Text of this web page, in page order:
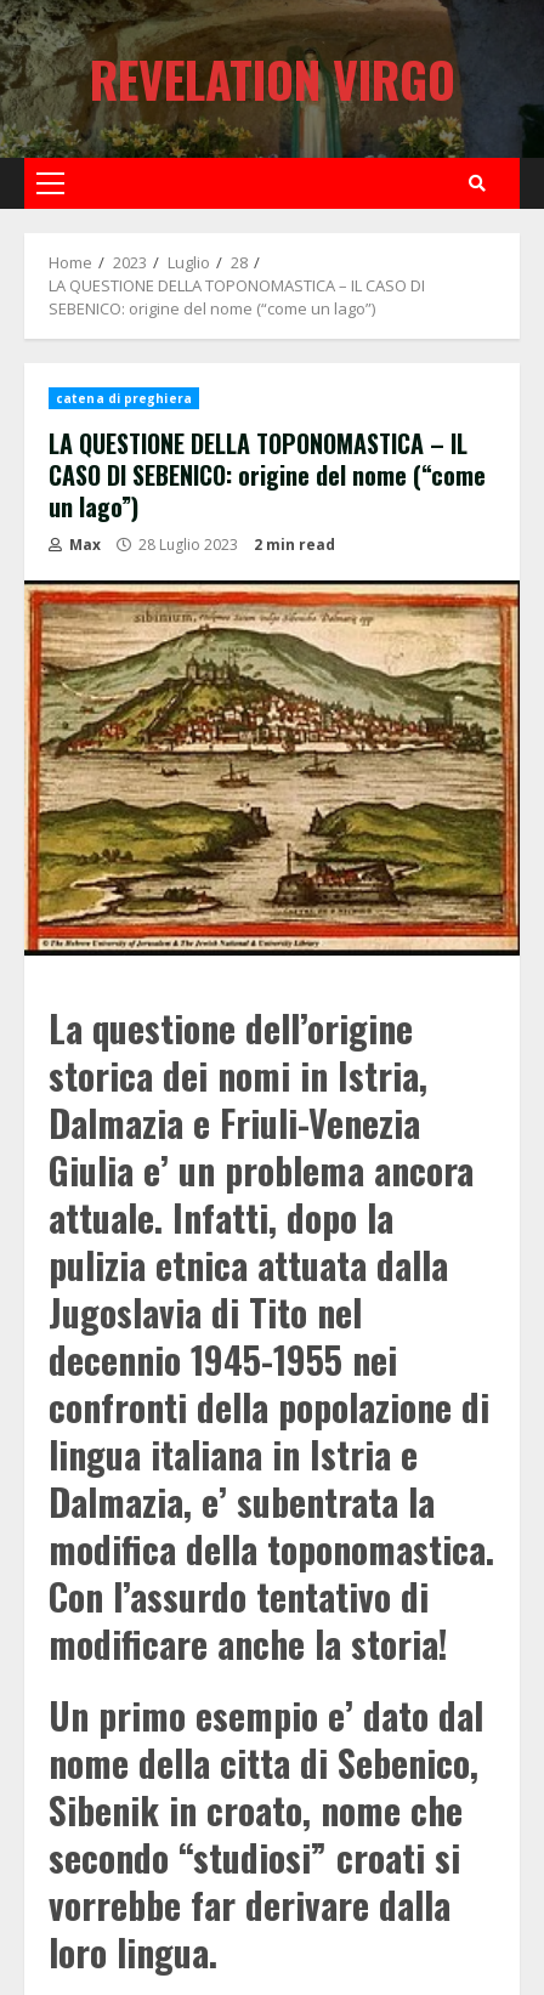
Skip
to
content
REVELATION VIRGO
Primary
Home 2023 Luglio
28
LA QUESTIONE DELLA TOPONOMASTICA – IL CASO DI
SEBENICO: origine del nome (“come un lago”)
catena di preghiera
LA QUESTIONE DELLA TOPONOMASTICA – IL
CASO DI SEBENICO: origine del nome (“come
un lago”)
Max 28 Luglio 2023 2 min read
La questione dell’origine
storica dei nomi in Istria,
Dalmazia e Friuli-Venezia
Giulia e’ un problema ancora
attuale. Infatti, dopo la
pulizia etnica attuata dalla
Jugoslavia di Tito nel
decennio 1945-1955 nei
confronti della popolazione di
lingua italiana in Istria e
Dalmazia, e’ subentrata la
modifica della toponomastica.
Con l’assurdo tentativo di
modificare anche la storia!
Un primo esempio e’ dato dal
nome della citta di Sebenico,
Sibenik in croato, nome che
secondo “studiosi” croati si
vorrebbe far derivare dalla
loro lingua.